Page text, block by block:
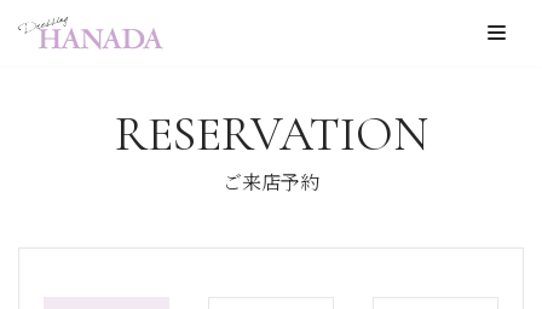
RESERVATION
ご来店予約